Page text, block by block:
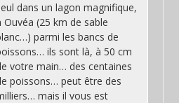
dans un lagon magnifique,
Ouvéa (25 km de sable
parmi les bancs de
ils sont là, à 50 cm
votre main… des centaines
poissons… peut être des
mais il vous est